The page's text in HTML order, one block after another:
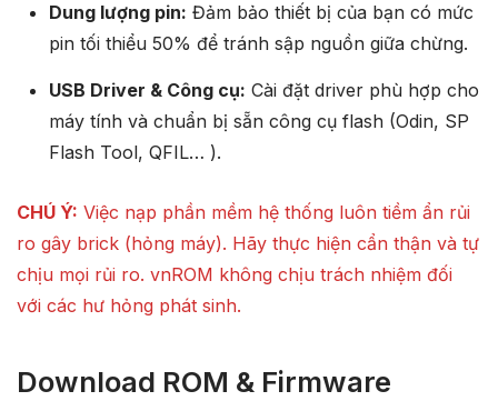
Dung lượng pin: Đảm bảo thiết bị của bạn có mức
pin tối thiểu 50% để tránh sập nguồn giữa chừng.
USB Driver & Công cụ: Cài đặt driver phù hợp cho
máy tính và chuẩn bị sẵn công cụ flash (Odin, SP
Flash Tool, QFIL… ).
CHÚ Ý: Việc nạp phần mềm hệ thống luôn tiềm ẩn rủi
ro gây brick (hỏng máy). Hãy thực hiện cẩn thận và tự
chịu mọi rủi ro. vnROM không chịu trách nhiệm đối
với các hư hỏng phát sinh.
Download ROM & Firmware